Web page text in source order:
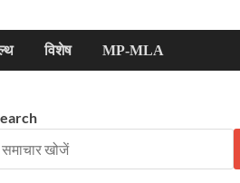
विशेष MP-MLA